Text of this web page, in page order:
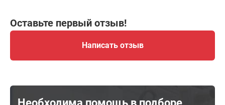
Оставьте первый отзыв!
Написать отзыв